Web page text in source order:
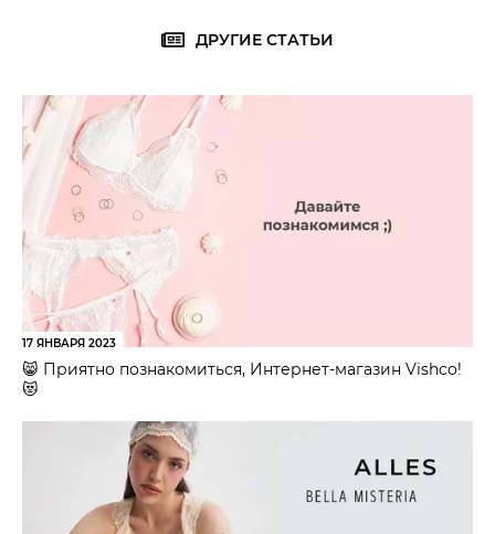
ДРУГИЕ СТАТЬИ
17 ЯНВАРЯ 2023
😸 Приятно познакомиться, Интернет-магазин Vishco!
😻